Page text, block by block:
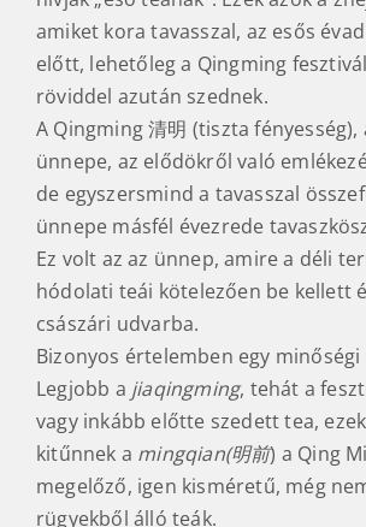
amiket kora tavasszal, az esős
előtt, lehetőleg a Qingming
röviddel azután szednek.
A Qingming 清明 (tiszta
ünnepe, az elődökről való
de egyszersmind a tavasszal
ünnepe másfél évezrede
Ez volt az az ünnep, amire a déli
hódolati teái kötelezően be kellett
császári udvarba.
Bizonyos értelemben egy minőségi
Legjobb a jiaqingming, tehát a
vagy inkább előtte szedett tea,
kitűnnek a mingqian(明前) a Qing
megelőző, igen kisméretű, még
rügyekből álló teák.